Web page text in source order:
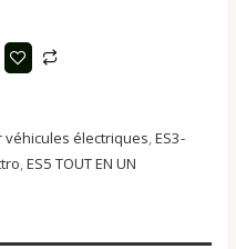
électriques,ES3-
,ES5 TOUT EN UN